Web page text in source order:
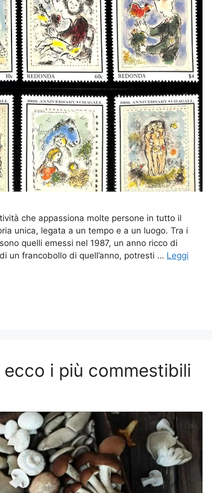
che appassiona molte persone in tutto il
unica, legata a un tempo e a un luogo. Tra i
quelli emessi nel 1987, un anno ricco di
un francobollo di quell’anno, potresti … Leggi
i più commestibili